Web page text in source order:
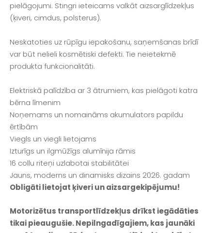
pielāgojumi. Stingri ieteicams valkāt aizsarglīdzekļus
(ķiveri, cimdus, polsterus).
Neskatoties uz rūpīgu iepakošanu, saņemšanas brīdī
var būt nelieli kosmētiski defekti. Tie neietekmē
produkta funkcionalitāti.
Elektriskā palīdzība ar 3 ātrumiem, kas pielāgoti katra
bērna līmenim
Noņemams un nomaināms akumulators papildu
ērtībām
Viegls un viegli lietojams
Izturīgs un ilgmūžīgs alumīnija rāmis
16 collu riteņi uzlabotai stabilitātei
Jauns, moderns un dinamisks dizains 2026. gadam
Obligāti lietojat ķiveri un aizsargekipējumu!
Motorizētus transportlīdzekļus drīkst iegādāties
tikai pieaugušie. Nepilngadīgajiem, kas jaunāki